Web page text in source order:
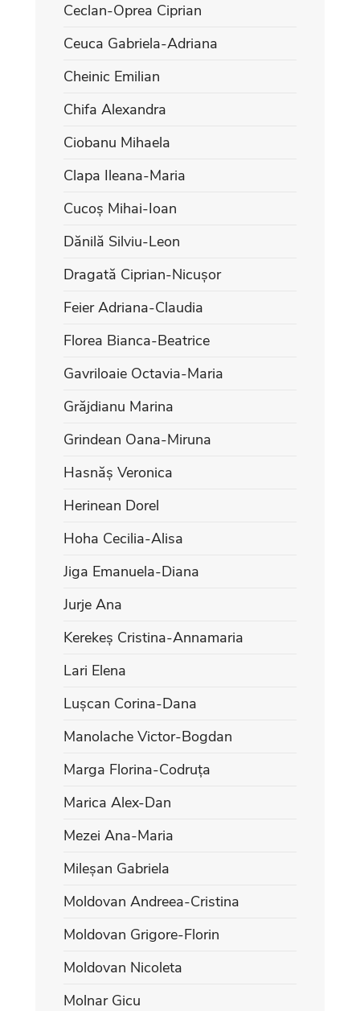
Ceclan-Oprea Ciprian
Ceuca Gabriela-Adriana
Cheinic Emilian
Chifa Alexandra
Ciobanu Mihaela
Clapa Ileana-Maria
Cucoș Mihai-Ioan
Dănilă Silviu-Leon
Dragată Ciprian-Nicușor
Feier Adriana-Claudia
Florea Bianca-Beatrice
Gavriloaie Octavia-Maria
Grăjdianu Marina
Grindean Oana-Miruna
Hasnăș Veronica
Herinean Dorel
Hoha Cecilia-Alisa
Jiga Emanuela-Diana
Jurje Ana
Kerekeș Cristina-Annamaria
Lari Elena
Lușcan Corina-Dana
Manolache Victor-Bogdan
Marga Florina-Codruța
Marica Alex-Dan
Mezei Ana-Maria
Mileșan Gabriela
Moldovan Andreea-Cristina
Moldovan Grigore-Florin
Moldovan Nicoleta
Molnar Gicu